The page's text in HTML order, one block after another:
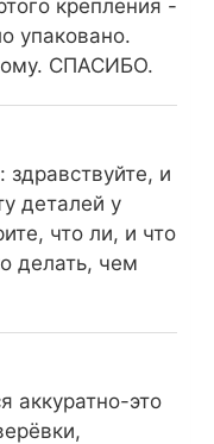
крепления -
упаковано.
СПАСИБО.
и
деталей у
что ли, и что
делать, чем
аккуратно-это